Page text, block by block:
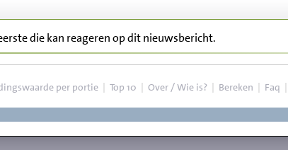
die kan reageren op dit nieuwsbericht.
per portie | Top 10 | Over / Wie is? | Bereken | Faq |